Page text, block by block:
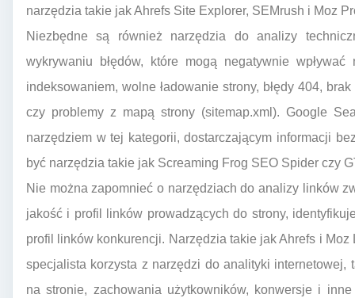
narzędzia takie jak Ahrefs Site Explorer, SEMrush i Moz
Niezbędne są również narzędzia do analizy
wykrywaniu błędów, które mogą negatywnie
indeksowaniem, wolne ładowanie strony, błędy 404,
czy problemy z mapą strony (sitemap.xml). Google
narzędziem w tej kategorii, dostarczającym informacji
być narzędzia takie jak Screaming Frog SEO Spider czy
Nie można zapomnieć o narzędziach do analizy linków
jakość i profil linków prowadzących do strony,
profil linków konkurencji. Narzędzia takie jak Ahrefs i
specjalista korzysta z narzędzi do analityki
na stronie, zachowania użytkowników, konwersje i